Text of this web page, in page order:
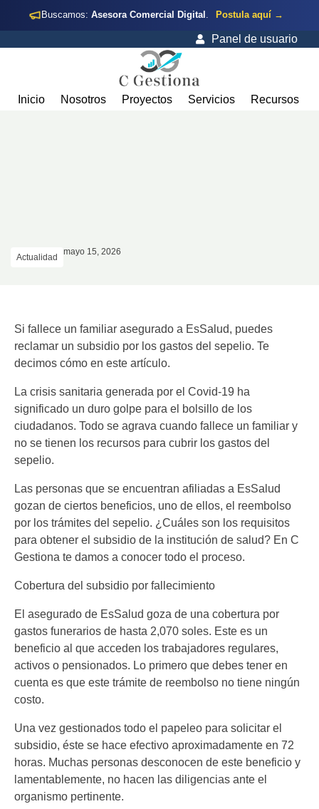
Buscamos: Asesora Comercial Digital . Postula aquí →
Panel de usuario
Inicio Nosotros Proyectos Servicios Recursos
Actualidad
mayo 15, 2026
Si fallece un familiar asegurado a EsSalud, puedes
reclamar un subsidio por los gastos del sepelio. Te
decimos cómo en este artículo.
La crisis sanitaria generada por el Covid-19 ha
significado un duro golpe para el bolsillo de los
ciudadanos. Todo se agrava cuando fallece un familiar y
no se tienen los recursos para cubrir los gastos del
sepelio.
Las personas que se encuentran afiliadas a EsSalud
gozan de ciertos beneficios, uno de ellos, el reembolso
por los trámites del sepelio. ¿Cuáles son los requisitos
para obtener el subsidio de la institución de salud? En C
Gestiona te damos a conocer todo el proceso.
Cobertura del subsidio por fallecimiento
El asegurado de EsSalud goza de una cobertura por
gastos funerarios de hasta 2,070 soles. Este es un
beneficio al que acceden los trabajadores regulares,
activos o pensionados. Lo primero que debes tener en
cuenta es que este trámite de reembolso no tiene ningún
costo.
Una vez gestionados todo el papeleo para solicitar el
subsidio, éste se hace efectivo aproximadamente en 72
horas. Muchas personas desconocen de este beneficio y
lamentablemente, no hacen las diligencias ante el
organismo pertinente.